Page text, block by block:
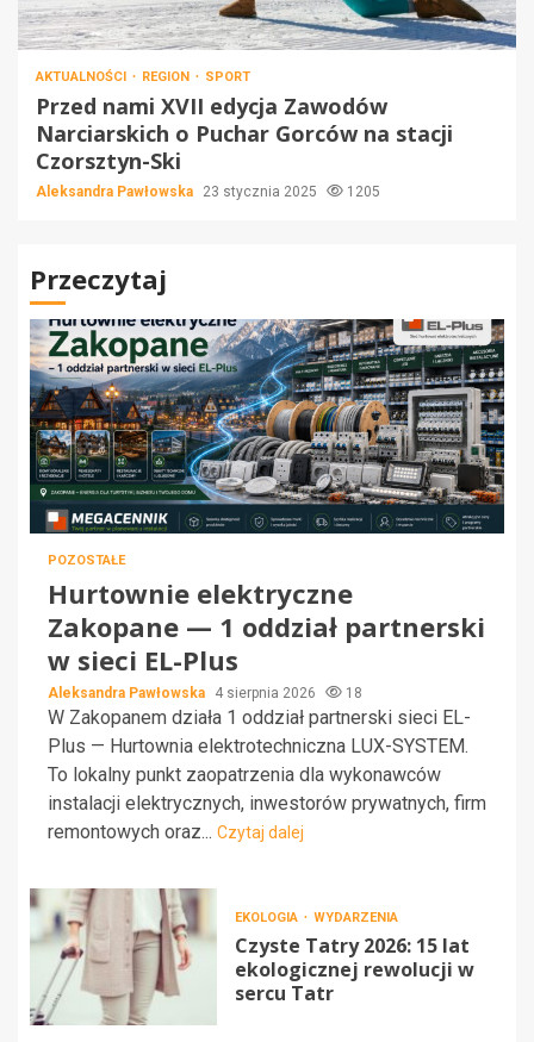
AKTUALNOŚCI REGION SPORT
Przed nami XVII edycja Zawodów
Narciarskich o Puchar Gorców na stacji
Czorsztyn-Ski
Aleksandra Pawłowska 23 stycznia 2025 1205
Przeczytaj
POZOSTAŁE
Hurtownie elektryczne
Zakopane — 1 oddział partnerski
w sieci EL-Plus
Aleksandra Pawłowska 4 sierpnia 2026 18
W Zakopanem działa 1 oddział partnerski sieci EL-
Plus — Hurtownia elektrotechniczna LUX-SYSTEM.
To lokalny punkt zaopatrzenia dla wykonawców
instalacji elektrycznych, inwestorów prywatnych, firm
remontowych oraz... Czytaj dalej
EKOLOGIA WYDARZENIA
Czyste Tatry 2026: 15 lat
ekologicznej rewolucji w
sercu Tatr